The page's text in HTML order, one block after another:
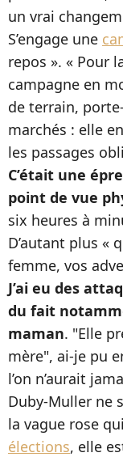
un vrai
S’engage une
repos ». « Pour
campagne en
de terrain,
marchés : elle
les passages
C’était une
point de vue
six heures à
D’autant plus «
femme, vos
J’ai eu des
du fait
maman. "Elle
mère", ai-je pu
l’on n’aurait
Duby-Muller ne
la vague rose
élections, elle